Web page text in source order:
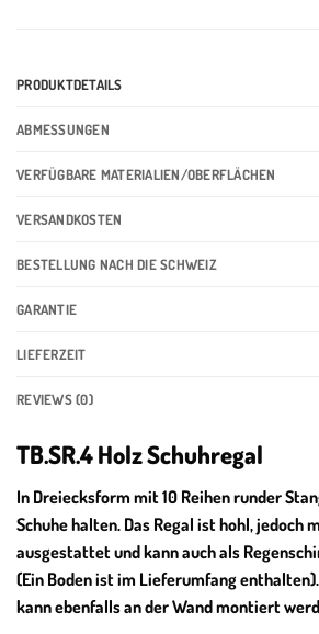
PRODUKTDETAILS
ABMESSUNGEN
VERFÜGBARE MATERIALIEN/OBERFLÄCHEN
VERSANDKOSTEN
BESTELLUNG NACH DIE SCHWEIZ
GARANTIE
LIEFERZEIT
REVIEWS (0)
TB.SR.4 Holz Schuhregal
In Dreiecksform mit 10 Reihen runder
Schuhe halten. Das Regal ist hohl, jedoch
ausgestattet und kann auch als
(Ein Boden ist im Lieferumfang
kann ebenfalls an der Wand montiert